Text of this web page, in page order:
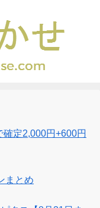
定2,000円+600円
まとめ